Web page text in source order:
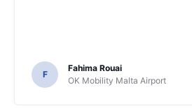
F
Fahima Rouai
OK Mobility Malta Airport